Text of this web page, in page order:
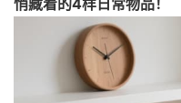
悄藏着的4样日常物品！